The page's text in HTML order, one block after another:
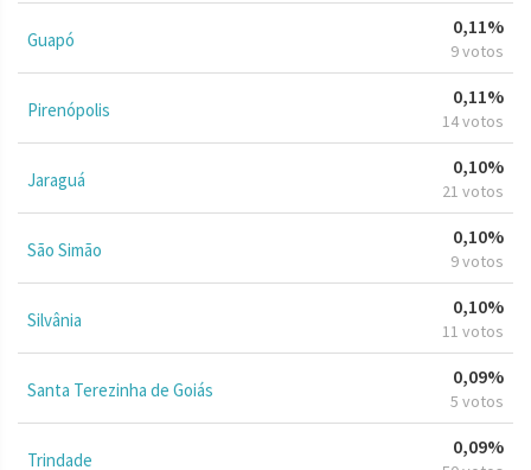
Guapó
0,11%
9 votos
Pirenópolis
0,11%
14 votos
Jaraguá
0,10%
21 votos
São Simão
0,10%
9 votos
Silvânia
0,10%
11 votos
Santa Terezinha de Goiás
0,09%
5 votos
Trindade
0,09%